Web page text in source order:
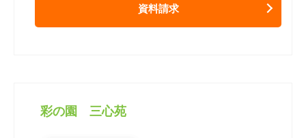
資料請求
彩の園 三心苑